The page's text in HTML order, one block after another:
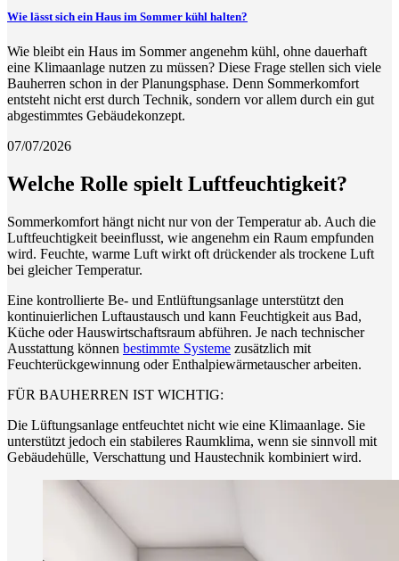
Wie lässt sich ein Haus im Sommer kühl halten?
Wie bleibt ein Haus im Sommer angenehm kühl, ohne dauerhaft
eine Klimaanlage nutzen zu müssen? Diese Frage stellen sich viele
Bauherren schon in der Planungsphase. Denn Sommerkomfort
entsteht nicht erst durch Technik, sondern vor allem durch ein gut
abgestimmtes Gebäudekonzept.
07/07/2026
Welche Rolle spielt Luftfeuchtigkeit?
Sommerkomfort hängt nicht nur von der Temperatur ab. Auch die
Luftfeuchtigkeit beeinflusst, wie angenehm ein Raum empfunden
wird. Feuchte, warme Luft wirkt oft drückender als trockene Luft
bei gleicher Temperatur.
Eine kontrollierte Be- und Entlüftungsanlage unterstützt den
kontinuierlichen Luftaustausch und kann Feuchtigkeit aus Bad,
Küche oder Hauswirtschaftsraum abführen. Je nach technischer
Ausstattung können bestimmte Systeme zusätzlich mit
Feuchterückgewinnung oder Enthalpiewärmetauscher arbeiten.
FÜR BAUHERREN IST WICHTIG:
Die Lüftungsanlage entfeuchtet nicht wie eine Klimaanlage. Sie
unterstützt jedoch ein stabileres Raumklima, wenn sie sinnvoll mit
Gebäudehülle, Verschattung und Haustechnik kombiniert wird.